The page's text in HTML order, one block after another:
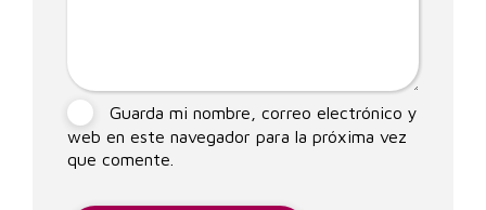
Guarda mi nombre, correo electrónico y
web en este navegador para la próxima vez
que comente.